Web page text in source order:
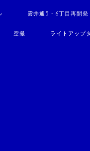
雲井通5・6丁目再開発
空撮 ライトアップ